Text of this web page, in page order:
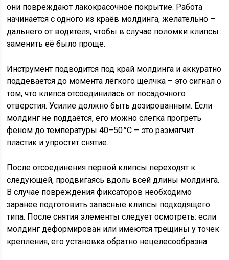
они повреждают лакокрасочное покрытие. Работа
начинается с одного из краёв молдинга, желательно –
дальнего от водителя, чтобы в случае поломки клипсы
заменить её было проще.
Инструмент подводится под край молдинга и аккуратно
поддевается до момента лёгкого щелчка – это сигнал о
том, что клипса отсоединилась от посадочного
отверстия. Усилие должно быть дозированным. Если
молдинг не поддаётся, его можно слегка прогреть
феном до температуры 40–50 °C – это размягчит
пластик и упростит снятие.
После отсоединения первой клипсы переходят к
следующей, продвигаясь вдоль всей длины молдинга.
В случае повреждения фиксаторов необходимо
заранее подготовить запасные клипсы подходящего
типа. После снятия элементы следует осмотреть: если
молдинг деформирован или имеются трещины у точек
крепления, его установка обратно нецелесообразна.